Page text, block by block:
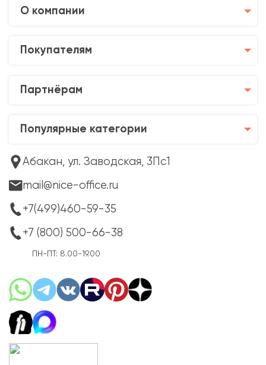
О компании
Покупателям
Партнёрам
Популярные категории
Абакан, ул. Заводская, 3Пс1
mail@nice-office.ru
+7(499)460-59-35
+7 (800) 500-66-38
ПН-ПТ: 8.00-19.00